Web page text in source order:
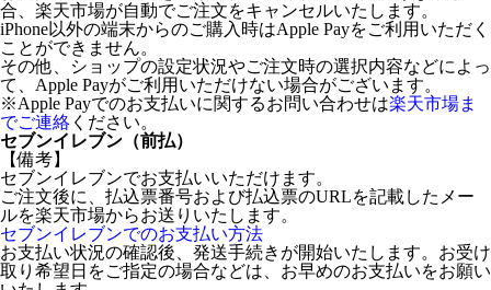
合、楽天市場が自動でご注文をキャンセルいたします。
iPhone以外の端末からのご購入時はApple Payをご利用いただく
ことができません。
その他、ショップの設定状況やご注文時の選択内容などによっ
て、Apple Payがご利用いただけない場合がございます。
※Apple Payでのお支払いに関するお問い合わせは楽天市場ま
でご連絡 ください。
セブンイレブン（前払）
【備考】
セブンイレブンでお支払いいただけます。
ご注文後に、払込票番号および払込票のURLを記載したメー
ルを楽天市場からお送りいたします。
セブンイレブンでのお支払い方法
お支払い状況の確認後、発送手続きが開始いたします。お受け
取り希望日をご指定の場合などは、お早めのお支払いをお願い